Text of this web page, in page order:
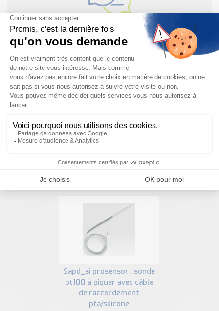
Besoin d'aide pour choisir votre
produit ?
Nous sommes à votre disposition pour définir
votre projet
NOUS CONTACTER
PRODUITS SIMILAIRES
sapd_si prosensor : sonde
pt100 à piquer avec câble
de raccordement
pfa/silicone